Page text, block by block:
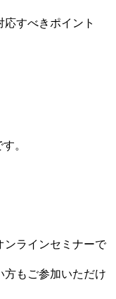
応すべきポイント
。
ンラインセミナーで
もご参加いただけ